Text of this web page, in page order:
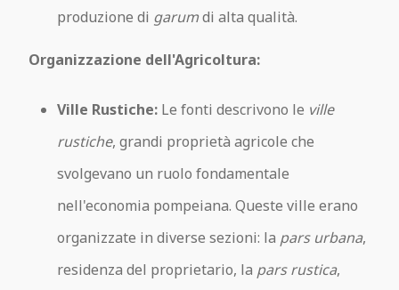
produzione di garumdi alta qualità.
Organizzazione dell'Agricoltura:
Ville Rustiche: Le fonti descrivono le ville
rustiche, grandi proprietà agricole che
svolgevano un ruolo fondamentale
nell'economia pompeiana. Queste ville erano
organizzate in diverse sezioni: la pars urbana,
residenza del proprietario, la pars rustica,